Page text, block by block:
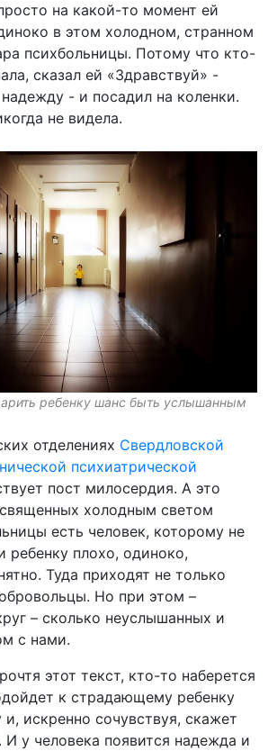
на какой-то момент ей
в этом холодном, странном
психбольницы. Потому что кто-
сказал ей «Здравствуй» -
- и посадил на коленки.
не видела.
ребенку шанс быть услышанным
отделениях Свердловской
психиатрической
пост милосердия. А это
холодным светом
есть человек, которому не
ребенку плохо, одиноко,
Туда приходят не только
Но при этом –
– сколько неуслышанных и
с нами.
этот текст, кто-то наберется
к страдающему ребенку
искренно сочувствуя, скажет
И у человека появится надежда и